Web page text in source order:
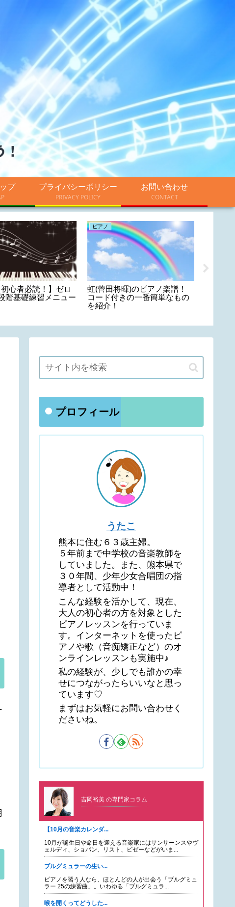
プ
プライバシーポリシー
PRIVACY POLICY
お問い合わせ
CONTACT
初心者必読！】ゼロ
階基礎練習メニュー
ピアノ
虹(菅田将暉)のピアノ楽譜！
コード付きの一番簡単なもの
を紹介！
プロフィール
うたこ
熊本に住む６３歳主婦。
５年前まで中学校の音楽教師を
していました。また、熊本県で
３０年間、少年少女合唱団の指
導者として活動中！
こんな経験を活かして、現在、
大人の初心者の方を対象とした
ピアノレッスンを行っていま
す。インターネットを使ったピ
アノや歌（音痴矯正など）のオ
ンラインレッスンも実施中♪
私の経験が、少しでも誰かの幸
せにつながったらいいなと思っ
ています♡
まずはお気軽にお問い合わせく
ださいね。